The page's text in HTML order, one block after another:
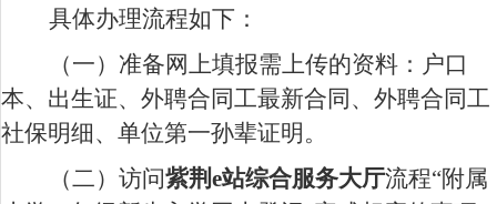
具体办理流程如下：
（一）准备网上填报需上传的资料：户口
本、出生证、外聘合同工最新合同、外聘合同工
社保明细、单位第一孙辈证明。
（二）访问紫荆e站综合服务大厅流程“附属